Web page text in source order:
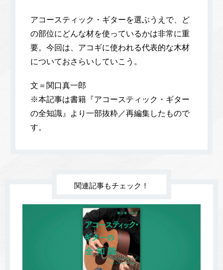
アコースティック・ギターを選ぶうえで、ど
の部位にどんな材を使っているかは非常に重
要。今回は、アコギに使われる代表的な木材
についておさらいしていこう。
文＝関口真一郎
※本記事は書籍『アコースティック・ギター
の全知識』より一部抜粋／再編集したもので
す。
関連記事もチェック！